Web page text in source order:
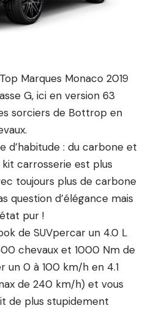
Marques Monaco 2019
G, ici en version 63
sorciers de Bottrop en
d’habitude : du carbone et
carrosserie est plus
toujours plus de carbone
question d’élégance mais
pur !
de SUVpercar un 4.0 L
chevaux et 1000 Nm de
un 0 à 100 km/h en 4.1
de 240 km/h) et vous
de plus stupidement